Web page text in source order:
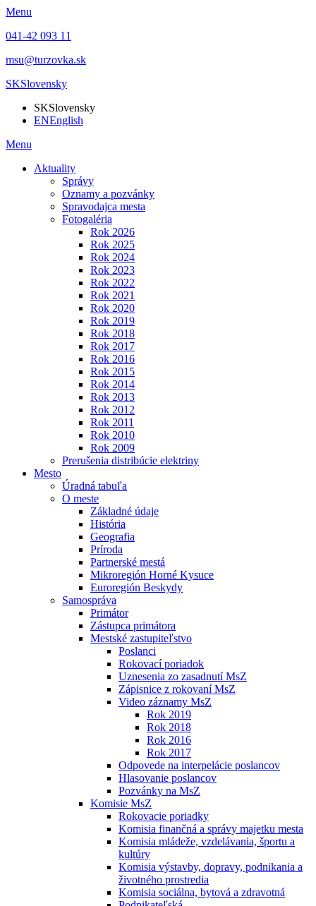
Menu
041-42 093 11
msu@turzovka.sk
SKSlovensky
SKSlovensky
ENEnglish
Menu
Aktuality
Správy
Oznamy a pozvánky
Spravodajca mesta
Fotogaléria
Rok 2026
Rok 2025
Rok 2024
Rok 2023
Rok 2022
Rok 2021
Rok 2020
Rok 2019
Rok 2018
Rok 2017
Rok 2016
Rok 2015
Rok 2014
Rok 2013
Rok 2012
Rok 2011
Rok 2010
Rok 2009
Prerušenia distribúcie elektriny
Mesto
Úradná tabuľa
O meste
Základné údaje
História
Geografia
Príroda
Partnerské mestá
Mikroregión Horné Kysuce
Euroregión Beskydy
Samospráva
Primátor
Zástupca primátora
Mestské zastupiteľstvo
Poslanci
Rokovací poriadok
Uznesenia zo zasadnutí MsZ
Zápisnice z rokovaní MsZ
Video záznamy MsZ
Rok 2019
Rok 2018
Rok 2016
Rok 2017
Odpovede na interpelácie poslancov
Hlasovanie poslancov
Pozvánky na MsZ
Komisie MsZ
Rokovacie poriadky
Komisia finančná a správy majetku mesta
Komisia mládeže, vzdelávania, športu a
kultúry
Komisia výstavby, dopravy, podnikania a
životného prostredia
Komisia sociálna, bytová a zdravotná